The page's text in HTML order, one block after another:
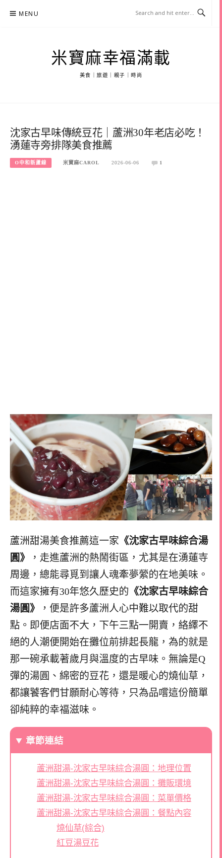
MENU
米寶麻幸福滿載
美食｜旅遊｜親子｜時尚
沈家古早味傳統豆花｜蘆洲30年老店必吃！
湧蓮寺旁排隊美食推薦
O中和新蘆線 米寶麻CAROL 2026-06-06 1
蘆洲甜湯美食推薦這一家 《沈家古早味綜合湯
圓》
，走進蘆洲的熱鬧街區，尤其是在湧蓮寺
周邊，總能尋覓到讓人魂牽夢縈的在地美味。
而這家擁有30年悠久歷史的 《沈家古早味綜合
湯圓》
，便是許多蘆洲人心中難以取代的甜
點。即便店面不大，下午三點一開賣，絡繹不
絕的人潮便開始在攤位前排起長龍，為的就是
那一碗承載著歲月與溫度的古早味。無論是Q
彈的湯圓、綿密的豆花，還是暖心的燒仙草，
都讓饕客們甘願耐心等待，只為品嚐這份簡單
卻純粹的幸福滋味。
章節連結
蘆洲甜湯-沈家古早味綜合湯圓：地理位置
蘆洲甜湯-沈家古早味綜合湯圓：攤販環境
蘆洲甜湯-沈家古早味綜合湯圓：菜單價格
蘆洲甜湯-沈家古早味綜合湯圓：餐點內容
燒仙草(綜合)
紅豆湯豆花